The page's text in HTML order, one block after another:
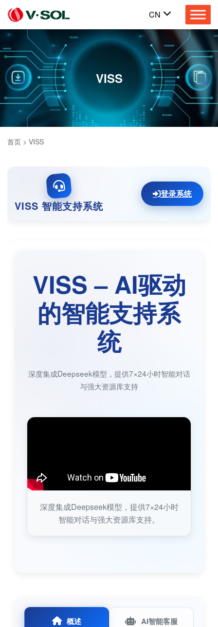
CN
VISS
首页 > VISS
VISS 智能支持系统
登录系统
VISS – AI驱动
的智能支持系
统
深度集成Deepseek模型，提供7×24小时智能对话
与强大资源库支持
深度集成Deepseek模型，提供7×24小时
智能对话与强大资源库支持。
概述 AI智能客服